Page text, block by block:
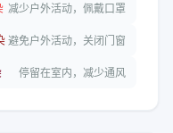
减少户外活动，佩戴口罩
避免户外活动，关闭门窗
停留在室内，减少通风